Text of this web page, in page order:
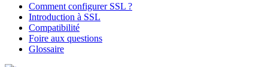
Comment configurer SSL ?
Introduction à SSL
Compatibilité
Foire aux questions
Glossaire